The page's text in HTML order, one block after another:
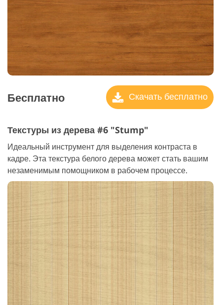
Бесплатно Скачать бесплатно
Текстуры из дерева #6 "Stump"
Идеальный инструмент для выделения контраста в
кадре. Эта текстура белого дерева может стать вашим
незаменимым помощником в рабочем процессе.